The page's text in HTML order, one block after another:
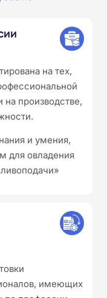
на тех,
производстве,
и умения,
для овладения
имеющих